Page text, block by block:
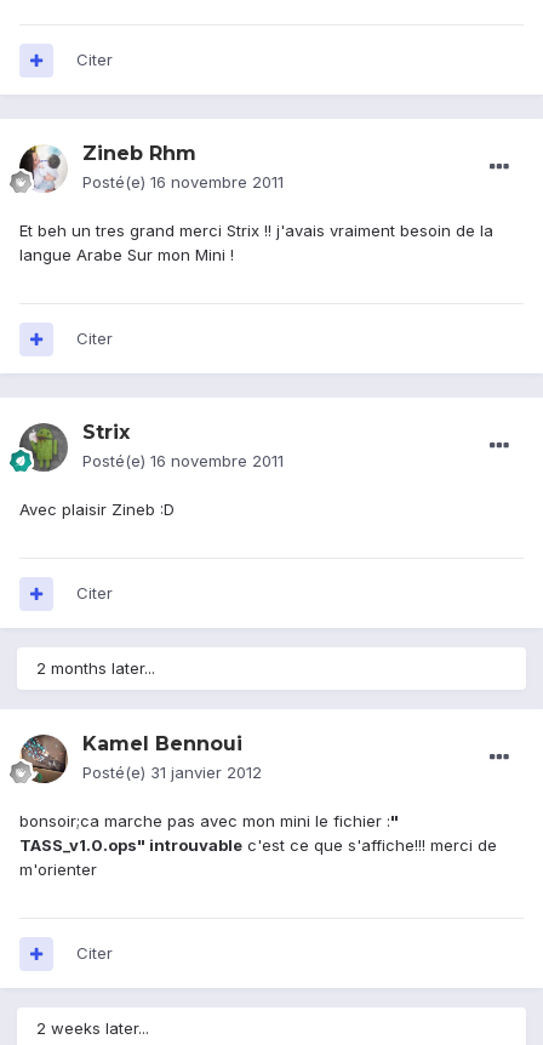
Citer
Zineb Rhm
Posté(e) 16 novembre 2011
Et beh un tres grand merci Strix !! j'avais vraiment besoin de la
langue Arabe Sur mon Mini !
Citer
Strix
Posté(e) 16 novembre 2011
Avec plaisir Zineb :D
Citer
2 months later...
Kamel Bennoui
Posté(e) 31 janvier 2012
bonsoir;ca marche pas avec mon mini le fichier :"
TASS_v1.0.ops" introuvable c'est ce que s'affiche!!! merci de
m'orienter
Citer
2 weeks later...